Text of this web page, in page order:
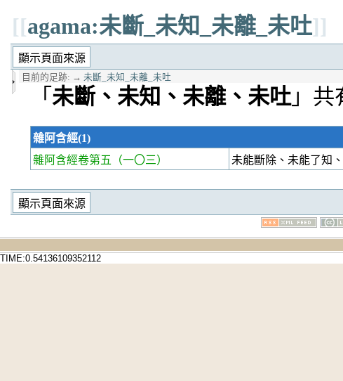
[[agama:未斷_未知_未離_未吐]]
目前的足跡: → 未斷_未知_未離_未吐
「 未斷、未知、未離、未吐」共
雜阿含經(1)
雜阿含經卷第五
（一〇三） 未能斷除、未能了知
TIME:0.54136109352112